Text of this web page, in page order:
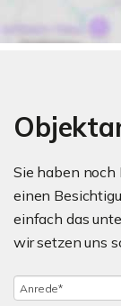
Sie haben noch
einen
einfach das
wir setzen uns